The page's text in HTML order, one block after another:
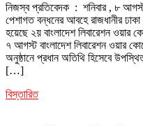
নিজস্ব প্রতিবেদক : শনিবার , ৮
পেশাগত বন্ধনের আবহে রাজধানীর
হয়েছে ২য় বাংলাদেশ লিবারেশন
৭ আগস্ট বাংলাদেশ লিবারেশন ওয়ার
অনুষ্ঠানে প্রধান অতিথি হিসেবে
[…]
বিস্তারিত